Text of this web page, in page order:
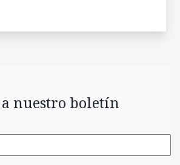
nuestro boletín